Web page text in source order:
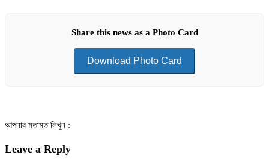
Share this news as a Photo Card
Download Photo Card
আপনার মতামত লিখুন :
Leave a Reply